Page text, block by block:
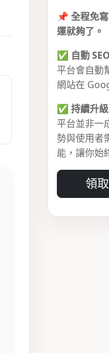
📌 全程免
運就夠了。
✅ 自動
平台會自動
網站在
✅ 持續升
平台並非一
勢與使用者
能，讓你始
領